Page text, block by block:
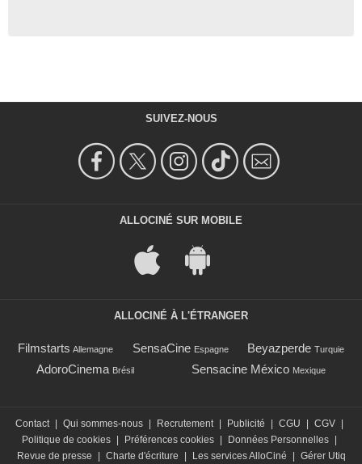
SUIVEZ-NOUS
ALLOCINÉ SUR MOBILE
ALLOCINÉ À L'ÉTRANGER
Filmstarts Allemagne SensaCine Espagne Beyazperde Turquie
AdoroCinema Brésil Sensacine México Mexique
Contact Qui sommes-nous Recrutement Publicité CGU CGV
Politique de cookies
Préférences cookies Données Personnelles
Revue de presse
Charte d'écriture Les services AlloCiné Gérer Utiq